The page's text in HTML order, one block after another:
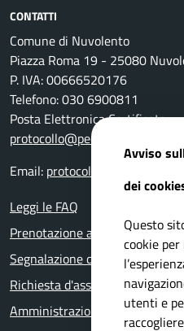
CONTATTI
Comune di Nuvolento
Piazza Roma 19 - 25080
P. IVA: 00666520176
Telefono: 030 6900811
Posta Elettronica Certificata:
Email:
Leggi le FAQ
Prenotazione appuntamento
Segnalazione disservizio
Richiesta d'assistenza
Amministrazione trasparente
Avviso
dei
Questo
cookie
utenti e
raccogliere